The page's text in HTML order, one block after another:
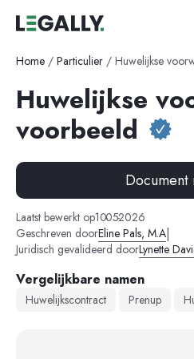
Home / Particulier / Huwelijkse
Huwelijkse
voorbeeld
Document
Laatst bewerkt op10-05-2026
Geschreven doorEline Pals, M.A|
Juridisch gevalideerd doorLynette
Vergelijkbare namen
Huwelijkscontract Prenup